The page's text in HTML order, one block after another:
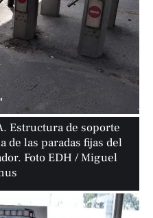
Estructura de soporte
de las paradas fijas del
Foto EDH / Miguel